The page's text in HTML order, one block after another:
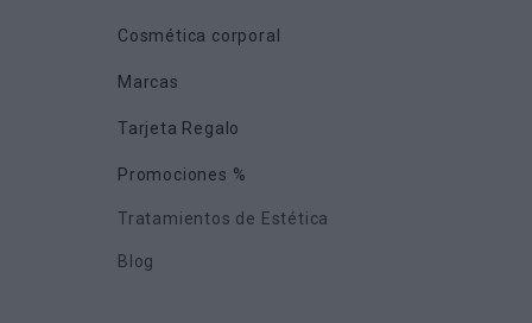
Cosmética corporal
Marcas
Tarjeta Regalo
Promociones %
Tratamientos de Estética
Blog